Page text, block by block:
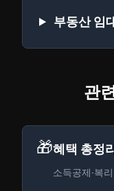
부동산 임
관
🎁혜택 총정리
소득공제·복